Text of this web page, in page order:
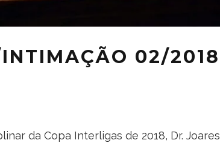
02/2018
da Copa Interligas de 2018, Dr. Joares